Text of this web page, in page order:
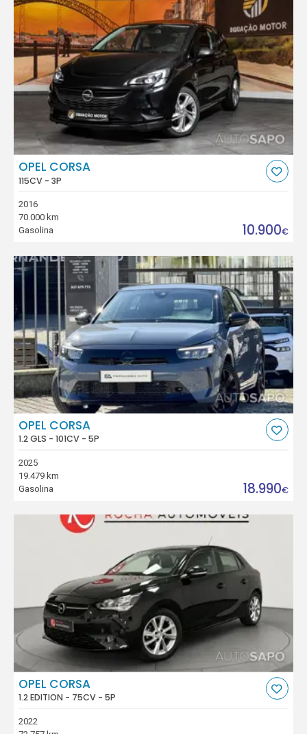
OPEL CORSA
115CV - 3P
2016
70.000 km
Gasolina
10.900€
OPEL CORSA
1.2 GLS - 101CV - 5P
2025
19.479 km
Gasolina
18.990€
OPEL CORSA
1.2 EDITION - 75CV - 5P
2022